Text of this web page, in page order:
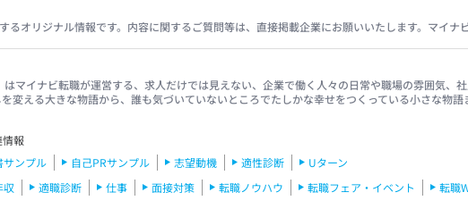
るオリジナル情報です。内容に関するご質問等は、直接掲載企業にお願いいたします。マイ
マイナビ転職が運営する、求人だけでは見えない、企業で働く人々の日常や職場の雰囲気、
変える大きな物語から、誰も気づいていないところでたしかな幸せをつくっている小さな物
報
サンプル 自己PRサンプル 志望動機 適性診断
Uターン
収 適職診断 仕事 面接対策 転職ノウハウ 転職フェア・イベント
転職